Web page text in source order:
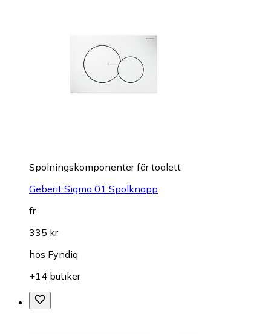
Spolningskomponenter för toalett
Geberit Sigma 01 Spolknapp
fr.
335 kr
hos Fyndiq
+14 butiker